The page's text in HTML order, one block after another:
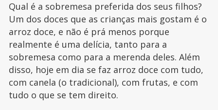
Qual é a sobremesa preferida dos seus filhos?
Um dos doces que as crianças mais gostam é o
arroz doce, e não é prá menos porque
realmente é uma delícia, tanto para a
sobremesa como para a merenda deles. Além
disso, hoje em dia se faz arroz doce com tudo,
com canela (o tradicional), com frutas, e com
tudo o que se tem direito.